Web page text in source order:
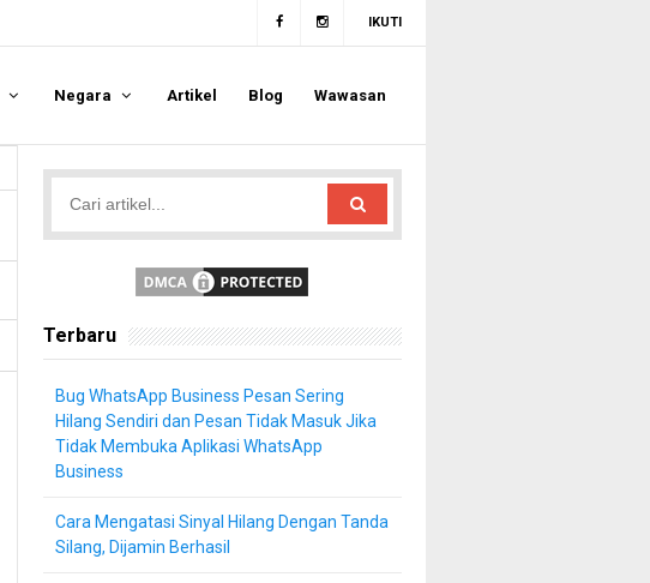
IKUTI
Negara Artikel Blog Wawasan
Terbaru
Bug WhatsApp Business Pesan Sering
Hilang Sendiri dan Pesan Tidak Masuk Jika
Tidak Membuka Aplikasi WhatsApp
Business
Cara Mengatasi Sinyal Hilang Dengan Tanda
Silang, Dijamin Berhasil